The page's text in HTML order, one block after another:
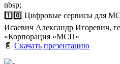
nbsp;
1️⃣0️⃣ Цифровые сервисы для
Исаевич Александр Игоревич,
«Корпорация «МСП»
📄 Скачать презентацию